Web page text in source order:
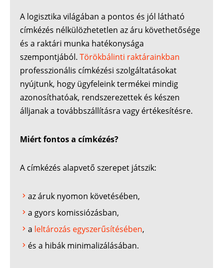
A logisztika világában a pontos és jól látható
címkézés nélkülözhetetlen az áru követhetősége
és a raktári munka hatékonysága
szempontjából. Törökbálinti raktárainkban
professzionális címkézési szolgáltatásokat
nyújtunk, hogy ügyfeleink termékei mindig
azonosíthatóak, rendszerezettek és készen
álljanak a továbbszállításra vagy értékesítésre.
Miért fontos a címkézés?
A címkézés alapvető szerepet játszik:
az áruk nyomon követésében,
a gyors komissiózásban,
a leltározás egyszerűsítésében,
és a hibák minimalizálásában.